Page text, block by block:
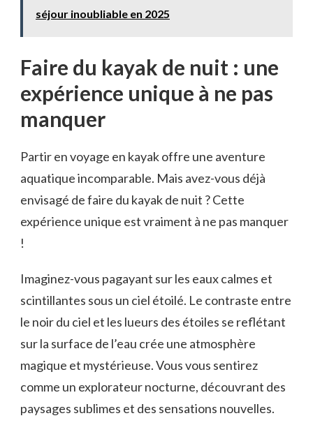
séjour inoubliable en 2025
Faire du kayak de nuit ‌: une
expérience unique à ne pas
manquer
Partir en voyage⁣ en kayak offre une aventure
aquatique incomparable. Mais​ avez-vous déjà
envisagé de faire du⁤ kayak de nuit⁤ ? Cette
expérience unique‍ est vraiment à ne pas manquer
!
Imaginez-vous pagayant sur les eaux calmes et
scintillantes sous un ciel étoilé. Le contraste entre
le noir du ciel ⁤et les lueurs‍ des étoiles se⁣ reflétant‌
sur la surface de l’eau crée une atmosphère
magique ‌et mystérieuse. Vous vous sentirez
comme un explorateur nocturne, découvrant des
paysages sublimes et des sensations nouvelles.